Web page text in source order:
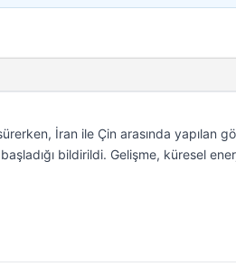
İran ile Çin arasında yapılan
bildirildi. Gelişme, küresel